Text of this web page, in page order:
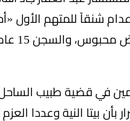
في قضية طبيب الساحل،
بيتا النية وعددا